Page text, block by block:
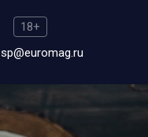
18+
sp@euromag.ru